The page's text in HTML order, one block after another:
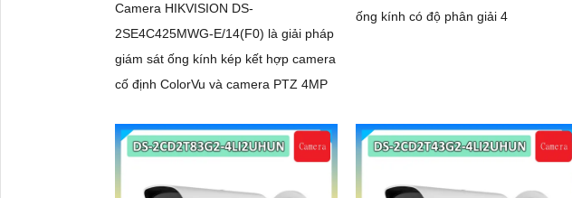
Camera HIKVISION DS-
2SE4C425MWG-E/14(F0) là giải pháp
giám sát ống kính kép kết hợp camera
cố định ColorVu và camera PTZ 4MP
ống kính có độ phân giải 4